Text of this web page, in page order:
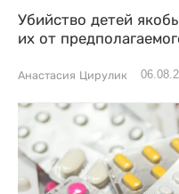
Убийство детей
их от
Анастасия Цирулик